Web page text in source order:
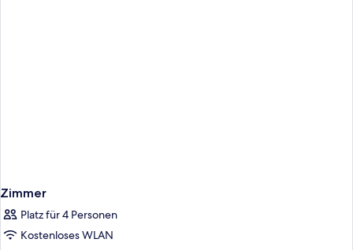
Zimmer
Platz für 4 Personen
Kostenloses WLAN